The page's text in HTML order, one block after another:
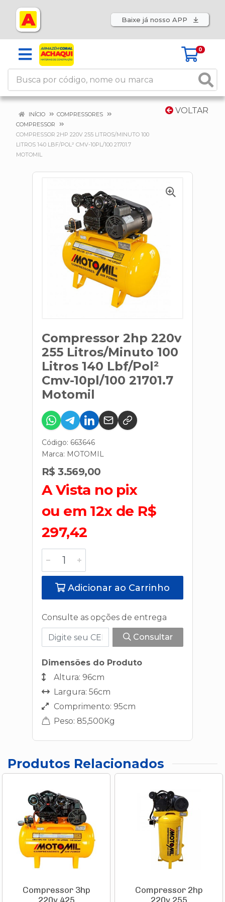
Baixe já nosso APP
0
VOLTAR
INÍCIO
COMPRESSORES
COMPRESSOR
COMPRESSOR 2HP 220V 255 LITROS/MINUTO 100
LITROS 140 LBF/POL² CMV-10PL/100 21701.7
MOTOMIL
Compressor 2hp 220v
255 Litros/Minuto 100
Litros 140 Lbf/Pol²
Cmv-10pl/100 21701.7
Motomil
Código: 663646
Marca: MOTOMIL
R$ 3.569,00
A Vista no pix
ou em 12x de R$
297,42
Adicionar ao Carrinho
Consulte as opções de entrega
Consultar
Dimensões do Produto
Altura: 96cm
Largura: 56cm
Comprimento: 95cm
Peso: 85,500Kg
Produtos Relacionados
Compressor 3hp
Compressor 2hp